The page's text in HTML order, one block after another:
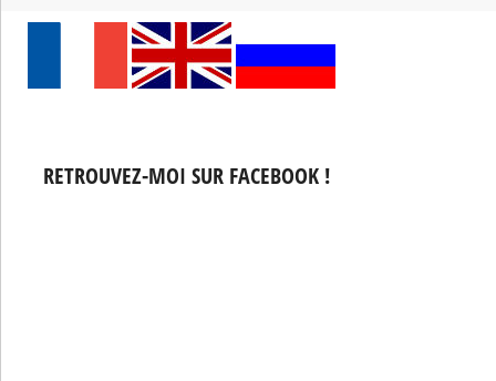
RETROUVEZ-MOI SUR FACEBOOK !